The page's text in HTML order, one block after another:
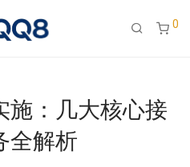
0
施：几大核心接
全解析